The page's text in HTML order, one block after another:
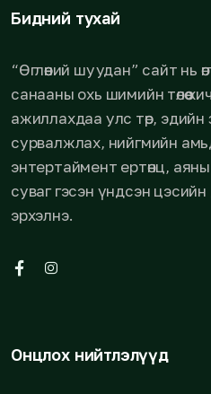
Бидний тухай
“Өглөөний шуудан” сайт нь
санааны охь шимийн төлөө
ажиллахдаа улс төр, эдийн
сурвалжлах, нийгмийн
энтертаймент ертөнц,
суваг гэсэн үндсэн
эрхэлнэ.
Онцлох нийтлэлүүд